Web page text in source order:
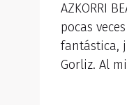
AZKORRI
pocas
fantástica,
Gorliz. Al